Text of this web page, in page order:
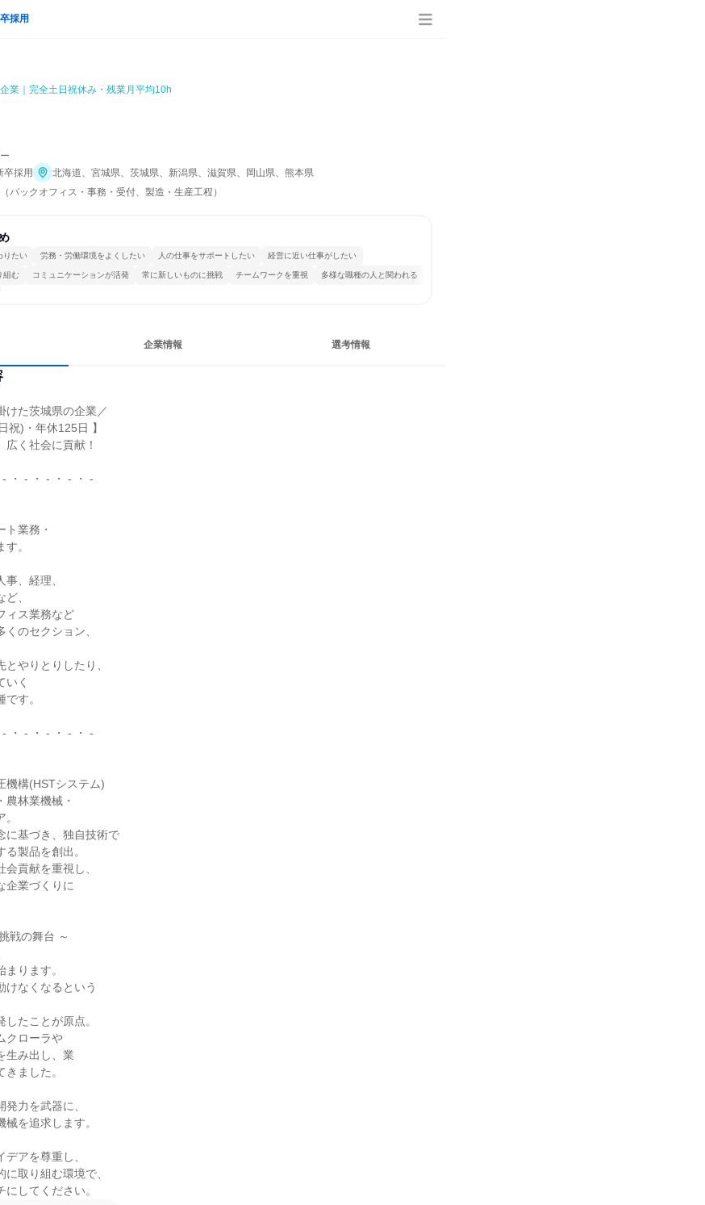
採用
業｜完全土日祝休み・残業月平均10h
卒採用
北海道、宮城県、茨城県、新潟県、滋賀県、岡山県、熊本県
バックオフィス・事務・受付、製造・生産工程）
りたい 労務・労働環境をよくしたい 人の仕事をサポートしたい 経営に近い仕事がしたい
組む コミュニケーションが活発 常に新しいものに挑戦 チームワークを重視 多様な職種の人と関われる
企業情報 選考情報
けた茨城県の企業／
祝)・年休125日 】
く社会に貢献！
・ - ・ - ・ - ・ -
ト業務・
。
、経理、
、
ィス業務など
のセクション、
やりとりしたり、
いく
す。
・ - ・ - ・ - ・ -
機構(HSTシステム)
農林業機械・
に基づき、独自技術で
製品を創出。
貢献を重視し、
企業づくりに
戦の舞台 ～
ります。
けなくなるという
たことが原点。
クローラや
生み出し、業
ました。
力を武器に、
を追求します。
アを尊重し、
取り組む環境で、
してください。